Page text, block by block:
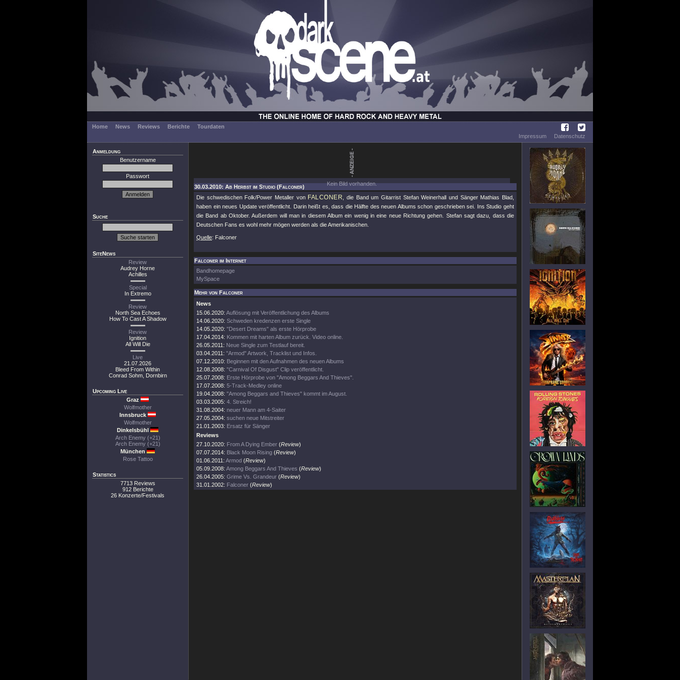
Home News Reviews Berichte
Tourdaten
Impressum
Datenschutz
Anmeldung
Benutzername
Passwort
Suche
SiteNews
Review
Audrey Horne
Achilles
Special
In Extremo
Review
North Sea Echoes
How To Cast A Shadow
Review
Ignition
All Will Die
Live
21.07.2026
Bleed From Within
Conrad Sohm, Dornbirn
Upcoming Live
Graz
Wolfmother
Innsbruck
Wolfmother
Dinkelsbühl
Arch Enemy (+21)
Arch Enemy (+21)
München
Rose Tattoo
Statistics
7713 Reviews
912 Berichte
26 Konzerte/Festivals
Kein Bild vorhanden.
30.03.2010: Ab Herbst im Studio (Falconer)
Die schwedischen Folk/Power Metaller von FALCONER
, die Band um Gitarrist Stefan Weinerhall und Sänger Mathias Blad,
haben ein neues Update veröffentlicht. Darin heißt es, dass die Hälfte des neuen Albums schon geschrieben sei. Ins Studio geht
die Band ab Oktober. Außerdem will man in diesem Album ein wenig in eine neue Richtung gehen. Stefan sagt dazu, dass die
Deutschen Fans es wohl mehr mögen werden als die Amerikanischen.
Quelle: Falconer
Falconer im Internet
Bandhomepage
MySpace
Mehr von Falconer
News
15.06.2020: Auflösung mit Veröffentlichung des Albums
14.06.2020: Schweden kredenzen erste Single
14.05.2020: "Desert Dreams" als erste Hörprobe
17.04.2014: Kommen mit harten Album zurück. Video online.
26.05.2011: Neue Single zum Testlauf bereit.
03.04.2011: "Armod" Artwork, Tracklist und Infos.
07.12.2010: Beginnen mit den Aufnahmen des neuen Albums
12.08.2008: "Carnival Of Disgust" Clip veröffentlicht.
25.07.2008: Erste Hörprobe von "Among Beggars And Thieves".
17.07.2008: 5-Track-Medley online
19.04.2008: "Among Beggars and Thieves" kommt im August.
03.03.2005: 4. Streich!
31.08.2004: neuer Mann am 4-Saiter
27.05.2004: suchen neue Mitstreiter
21.01.2003: Ersatz für Sänger
Reviews
27.10.2020: From A Dying Ember (Review)
07.07.2014: Black Moon Rising (Review)
01.06.2011: Armod (Review)
05.09.2008: Among Beggars And Thieves (Review)
26.04.2005: Grime Vs. Grandeur (Review)
31.01.2002: Falconer (Review)